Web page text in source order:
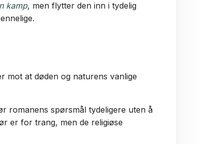
kamp, men flytter den inn i tydelig
mot at døden og naturens vanlige
romanens spørsmål tydeligere uten å
er for trang, men de religiøse